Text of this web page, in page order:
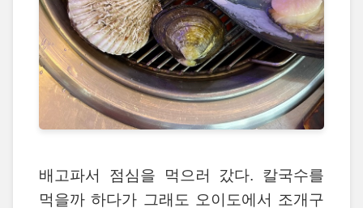
배고파서 점심을 먹으러 갔다. 칼국수를
먹을까 하다가 그래도 오이도에서 조개구